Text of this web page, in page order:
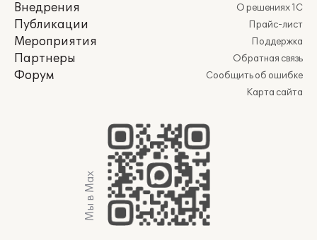
Внедрения
Публикации
Мероприятия
Партнеры
Форум
О решениях 1С
Прайс-лист
Поддержка
Обратная связь
Сообщить об ошибке
Карта сайта
Мы в Max